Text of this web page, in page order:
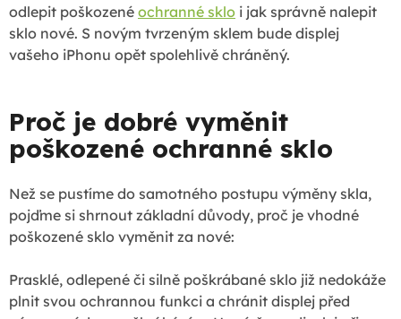
odlepit poškozené ochranné sklo i jak správně nalepit
sklo nové. S novým tvrzeným sklem bude displej
vašeho iPhonu opět spolehlivě chráněný.
Proč je dobré vyměnit
poškozené ochranné sklo
Než se pustíme do samotného postupu výměny skla,
pojďme si shrnout základní důvody, proč je vhodné
poškozené sklo vyměnit za nové:
Prasklé, odlepené či silně poškrábané sklo již nedokáže
plnit svou ochrannou funkci a chránit displej před